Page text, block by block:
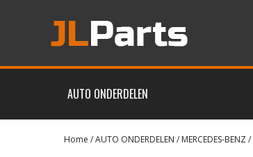
AUTO ONDERDELEN
Home /AUTO ONDERDELEN / MERCEDES-BENZ/